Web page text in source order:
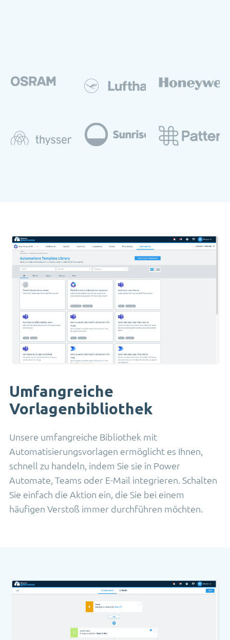
Umfangreiche
Vorlagenbibliothek
Unsere umfangreiche Bibliothek mit
Automatisierungsvorlagen ermöglicht es Ihnen,
schnell zu handeln, indem Sie sie in Power
Automate, Teams oder E-Mail integrieren. Schalten
Sie einfach die Aktion ein, die Sie bei einem
häufigen Verstoß immer durchführen möchten.